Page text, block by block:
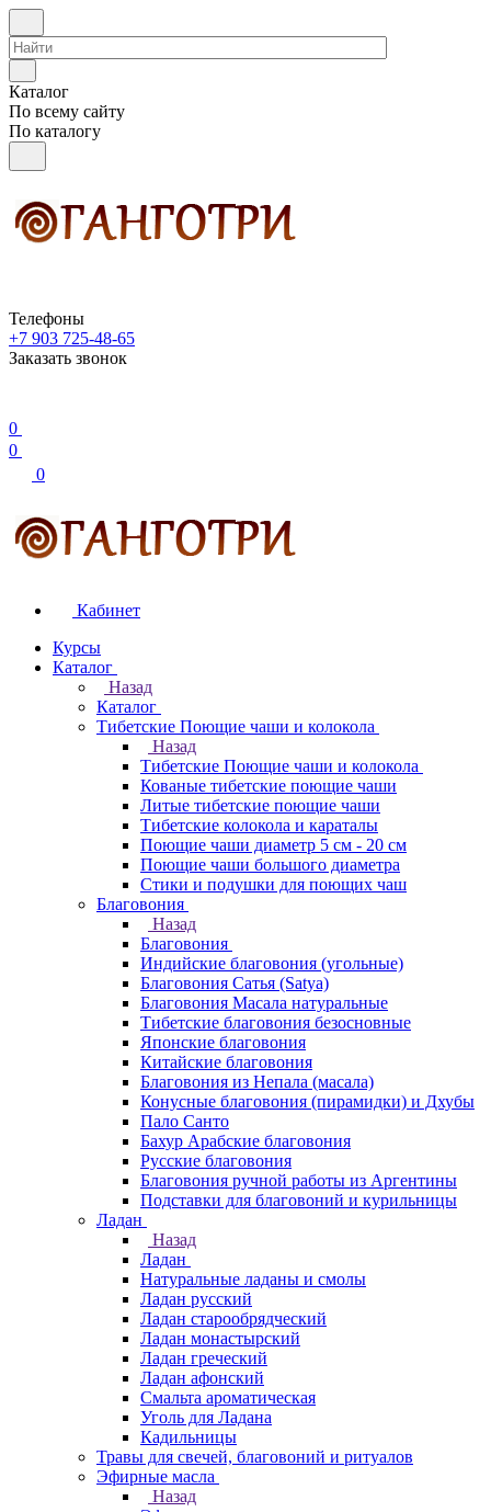
Каталог
По всему сайту
По каталогу
Телефоны
+7 903 725-48-65
Заказать звонок
0
0
0
Кабинет
Курсы
Каталог
Назад
Каталог
Тибетские Поющие чаши и колокола
Назад
Тибетские Поющие чаши и колокола
Кованые тибетские поющие чаши
Литые тибетские поющие чаши
Тибетские колокола и караталы
Поющие чаши диаметр 5 см - 20 см
Поющие чаши большого диаметра
Стики и подушки для поющих чаш
Благовония
Назад
Благовония
Индийские благовония (угольные)
Благовония Сатья (Satya)
Благовония Масала натуральные
Тибетские благовония безосновные
Японские благовония
Китайские благовония
Благовония из Непала (масала)
Конусные благовония (пирамидки) и Дхубы
Пало Санто
Бахур Арабские благовония
Русские благовония
Благовония ручной работы из Аргентины
Подставки для благовоний и курильницы
Ладан
Назад
Ладан
Натуральные ладаны и смолы
Ладан русский
Ладан старообрядческий
Ладан монастырский
Ладан греческий
Ладан афонский
Смальта ароматическая
Уголь для Ладана
Кадильницы
Травы для свечей, благовоний и ритуалов
Эфирные масла
Назад